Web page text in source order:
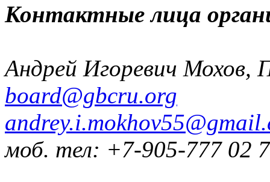
Контактные лица
Андрей Игоревич Мохов,
board@gbcru.org
моб. тел: +7-905-777 02